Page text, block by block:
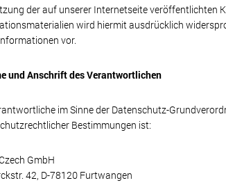
der auf unserer Internetseite
wird hiermit ausdrücklich
vor.
und Anschrift des Verantwortlichen
im Sinne der Datenschutz-
Bestimmungen ist:
GmbH
42, D-78120 Furtwangen